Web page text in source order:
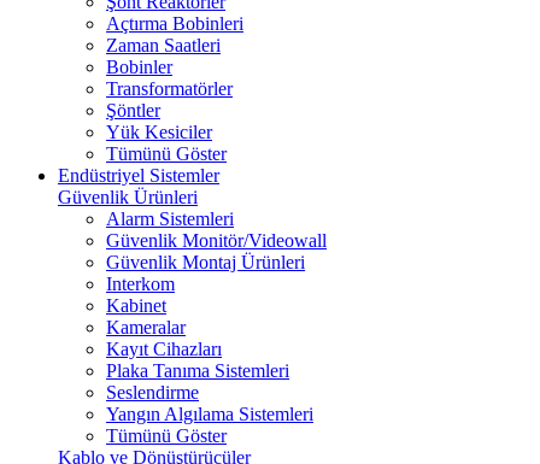
Açtırma Bobinleri
Zaman Saatleri
Bobinler
Transformatörler
Şöntler
Yük Kesiciler
Tümünü Göster
Endüstriyel Sistemler
Güvenlik Ürünleri
Alarm Sistemleri
Güvenlik Monitör/Videowall
Güvenlik Montaj Ürünleri
Interkom
Kabinet
Kameralar
Kayıt Cihazları
Plaka Tanıma Sistemleri
Seslendirme
Yangın Algılama Sistemleri
Tümünü Göster
Kablo ve Dönüştürücüler